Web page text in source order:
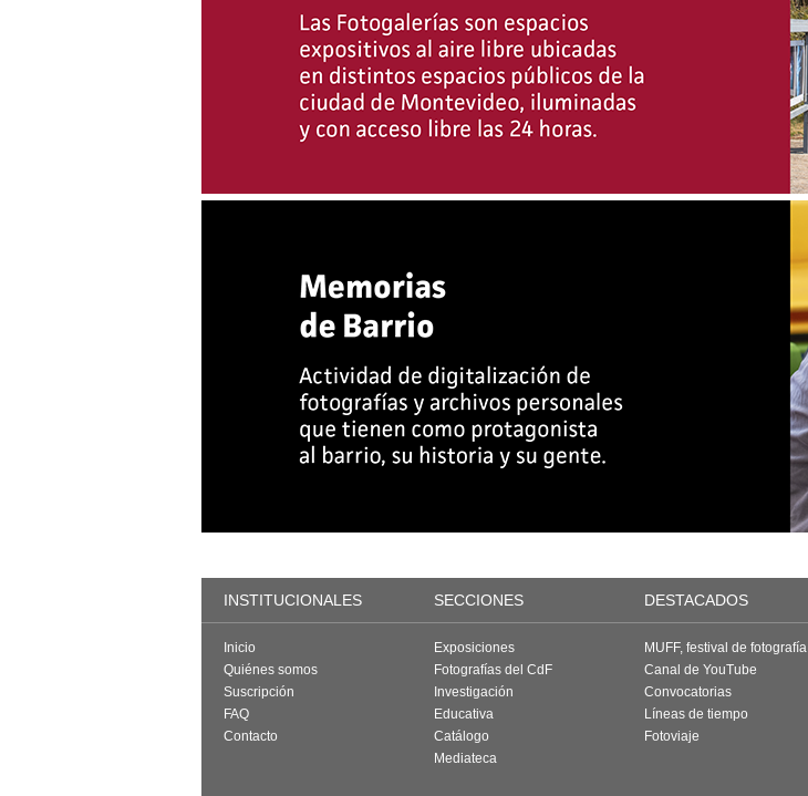
INSTITUCIONALES SECCIONES DESTACADOS
Inicio
Quiénes somos
Suscripción
FAQ
Contacto
Exposiciones
Fotografías del CdF
Investigación
Educativa
Catálogo
Mediateca
MUFF, festival de fotografía
Canal de YouTube
Convocatorias
Líneas de tiempo
Fotoviaje